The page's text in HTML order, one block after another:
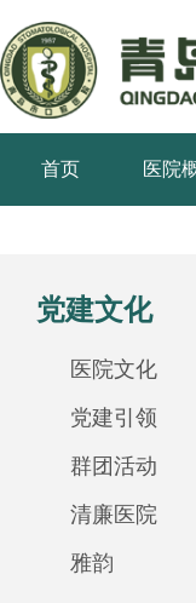
首页 医院
党建文化
医院文化
党建引领
群团活动
清廉医院
雅韵